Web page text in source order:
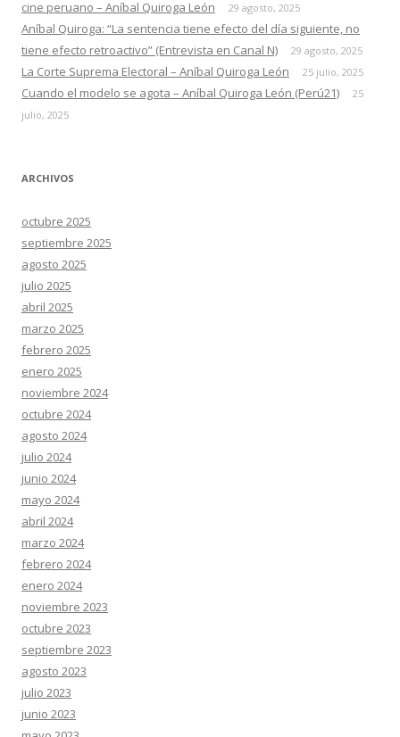
cine peruano – Aníbal Quiroga León 29 agosto, 2025
Aníbal Quiroga: “La sentencia tiene efecto del día siguiente, no
tiene efecto retroactivo” (Entrevista en Canal N)
29 agosto, 2025
La Corte Suprema Electoral – Aníbal Quiroga León 25 julio, 2025
Cuando el modelo se agota – Aníbal Quiroga León (Perú21)
25
julio, 2025
ARCHIVOS
octubre 2025
septiembre 2025
agosto 2025
julio 2025
abril 2025
marzo 2025
febrero 2025
enero 2025
noviembre 2024
octubre 2024
agosto 2024
julio 2024
junio 2024
mayo 2024
abril 2024
marzo 2024
febrero 2024
enero 2024
noviembre 2023
octubre 2023
septiembre 2023
agosto 2023
julio 2023
junio 2023